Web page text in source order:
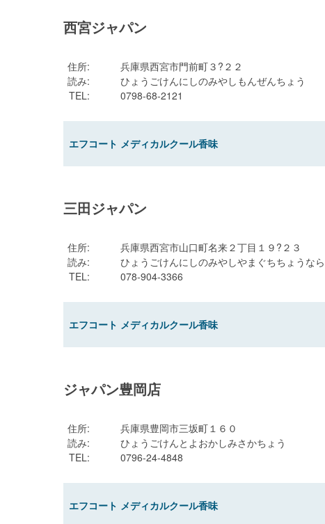
西宮ジャパン
住所:
兵庫県西宮市門前町３?２２
読み:
ひょうごけんにしのみやしもんぜんちょう
TEL: 0798-68-2121
エフコート メディカルクール香味
三田ジャパン
住所:
兵庫県西宮市山口町名来２丁目１９?２３
読み:
ひょうごけんにしのみやしやまぐちちょうな
TEL: 078-904-3366
エフコート メディカルクール香味
ジャパン豊岡店
住所:
兵庫県豊岡市三坂町１６０
読み:
ひょうごけんとよおかしみさかちょう
TEL: 0796-24-4848
エフコート メディカルクール香味